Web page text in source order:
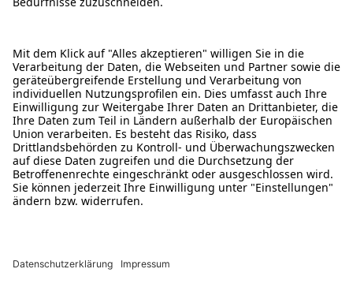
ÜBER DIESE SEITE
ALDI TALK WEBSHOP
ALDI TALK MOBILFUNK
HILFE-THEMEN
ALDI SERVICES